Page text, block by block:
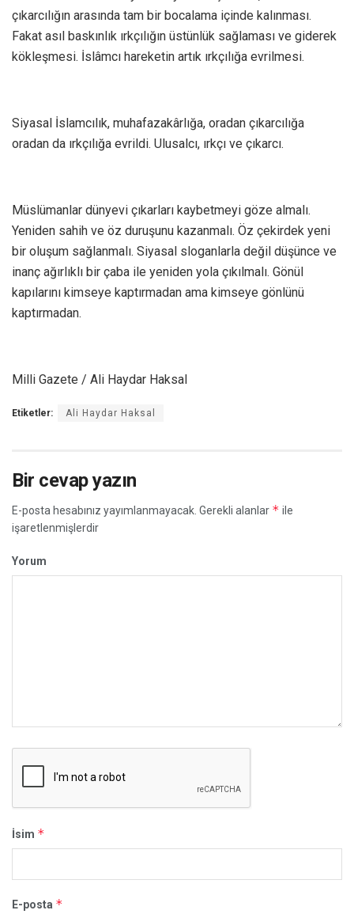
çıkarcılığın arasında tam bir bocalama içinde kalınması.
Fakat asıl baskınlık ırkçılığın üstünlük sağlaması ve giderek
kökleşmesi. İslâmcı hareketin artık ırkçılığa evrilmesi.
Siyasal İslamcılık, muhafazakârlığa, oradan çıkarcılığa
oradan da ırkçılığa evrildi. Ulusalcı, ırkçı ve çıkarcı.
Müslümanlar dünyevi çıkarları kaybetmeyi göze almalı.
Yeniden sahih ve öz duruşunu kazanmalı. Öz çekirdek yeni
bir oluşum sağlanmalı. Siyasal sloganlarla değil düşünce ve
inanç ağırlıklı bir çaba ile yeniden yola çıkılmalı. Gönül
kapılarını kimseye kaptırmadan ama kimseye gönlünü
kaptırmadan.
Milli Gazete / Ali Haydar Haksal
Etiketler: Ali Haydar Haksal
Bir cevap yazın
E-posta hesabınız yayımlanmayacak. Gerekli alanlar * ile
işaretlenmişlerdir
Yorum
İsim *
E-posta *